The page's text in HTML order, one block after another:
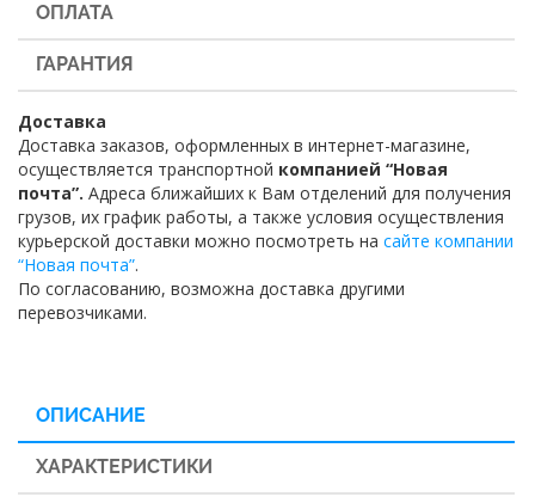
ОПЛАТА
ГАРАНТИЯ
Доставка
Доставка заказов, оформленных в интернет-магазине,
осуществляется транспортной компанией “Новая
почта”. Адреса ближайших к Вам отделений для получения
грузов, их график работы, а также условия осуществления
курьерской доставки можно посмотреть на сайте компании
“Новая почта”.
По согласованию, возможна доставка другими
перевозчиками.
ОПИСАНИЕ
ХАРАКТЕРИСТИКИ